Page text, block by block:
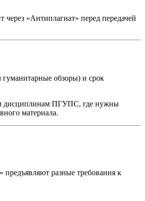
«Антиплагиат» перед передачей
гуманитарные обзоры) и срок
дисциплинам ПГУПС, где нужны
материала.
разные требования к